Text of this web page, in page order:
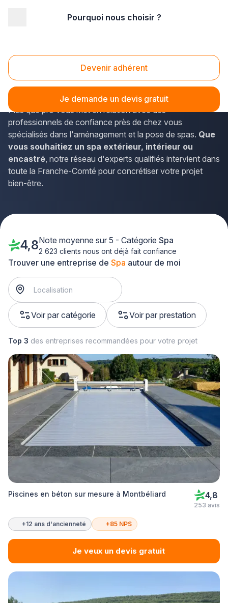
Pourquoi nous choisir ?
Devenir adhérent
Je demande un devis gratuit
Spa Doubs (25)
Vous rêvez d'installer unspa dans le Doubspour
profiter de moments de détente absolue ? La solution
Plus que pro vous met en relation avec des
professionnels de confiance près de chez vous
spécialisés dans l'aménagement et la pose de spas. Que
vous souhaitiez un spa extérieur, intérieur ou
encastré, notre réseau d'experts qualifiés intervient dans
toute la Franche-Comté pour concrétiser votre projet
bien-être.
Trouver une entreprise de Spa autour de moi
Voir par catégorie Voir par prestation
4,8Note moyenne sur 5 - Catégorie Spa
2 623 clients nous ont déjà fait confiance
Top 3 des entreprises recommandées pour votre projet
Piscines en béton sur mesure à Montbéliard 4,8
253 avis
+12 ans d'ancienneté +85 NPS
Je veux un devis gratuit